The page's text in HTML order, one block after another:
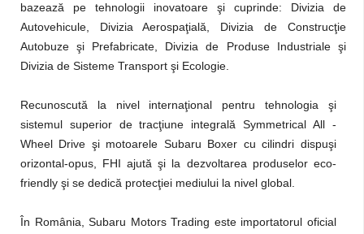
bazează pe tehnologii inovatoare şi cuprinde: Divizia de
Autovehicule, Divizia Aerospaţială, Divizia de Construcţie
Autobuze şi Prefabricate, Divizia de Produse Industriale şi
Divizia de Sisteme Transport şi Ecologie.
Recunoscută la nivel internaţional pentru tehnologia şi
sistemul superior de tracţiune integrală Symmetrical All -
Wheel Drive şi motoarele Subaru Boxer cu cilindri dispuşi
orizontal-opus, FHI ajută şi la dezvoltarea produselor eco-
friendly şi se dedică protecţiei mediului la nivel global.
În România, Subaru Motors Trading este importatorul oficial